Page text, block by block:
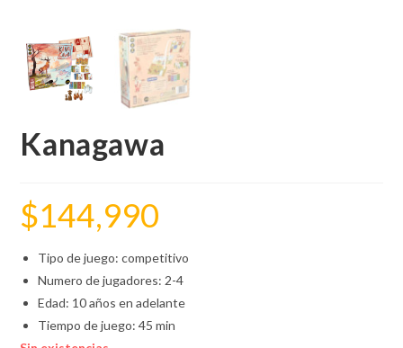
Kanagawa
$144,990
Tipo de juego: competitivo
Numero de jugadores: 2-4
Edad: 10 años en adelante
Tiempo de juego: 45 min